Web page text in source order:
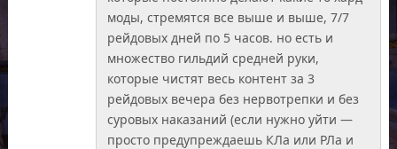
моды, стремятся все выше и выше, 7/7
рейдовых дней по 5 часов. но есть и
множество гильдий средней руки,
которые чистят весь контент за 3
рейдовых вечера без нервотрепки и без
суровых наказаний (если нужно уйти —
просто предупреждаешь КЛа или РЛа и